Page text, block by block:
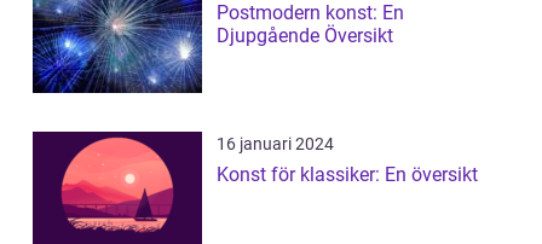
Postmodern konst: En
Djupgående Översikt
16 januari 2024
Konst för klassiker: En översikt